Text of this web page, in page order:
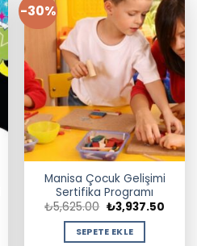
-30%
Manisa Çocuk Gelişimi
Sertifika Programı
₺5,625.00 Orijinal
fiyat:
₺5,625.00.
₺3,937.50Şu
SEPETE EKLE